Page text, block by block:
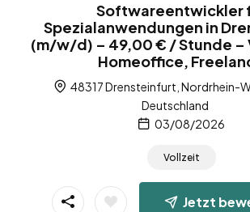
Softwareentwickler
Spezialanwendungen in
(m/w/d) – 49,00 € / Stunde
Homeoffice,
48317 Drensteinfurt, Nordrhein-
Deutschland
03/08/2026
Vollzeit
Jetzt